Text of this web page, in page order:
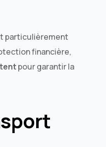
particulièrement
financière,
pour garantir la